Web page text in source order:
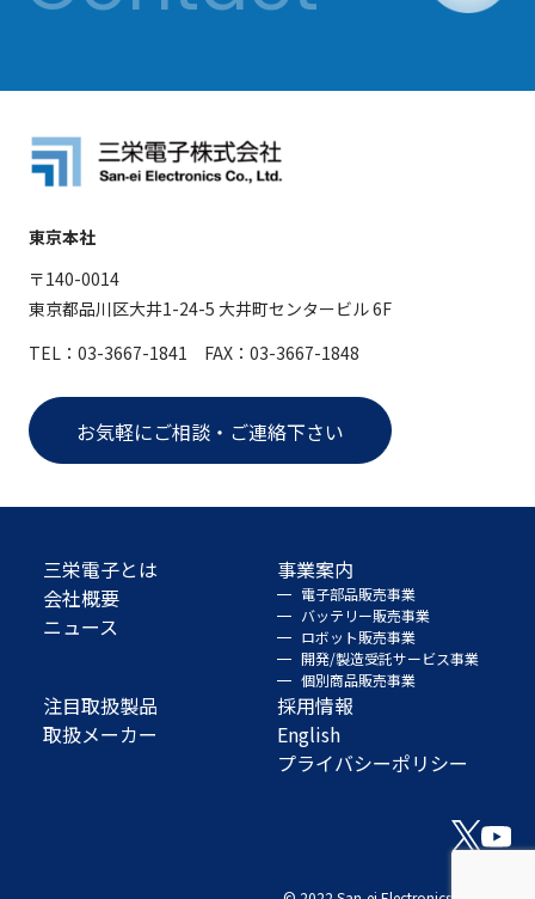
東京本社
〒140-0014
東京都品川区大井1-24-5 大井町センタービル 6F
TEL：03-3667-1841 FAX：03-3667-1848
お気軽にご相談・ご連絡下さい
三栄電子とは
会社概要
ニュース
事業案内
電子部品販売事業
バッテリー販売事業
ロボット販売事業
開発/製造受託サービス事業
個別商品販売事業
注目取扱製品
取扱メーカー
採用情報
English
プライバシーポリシー